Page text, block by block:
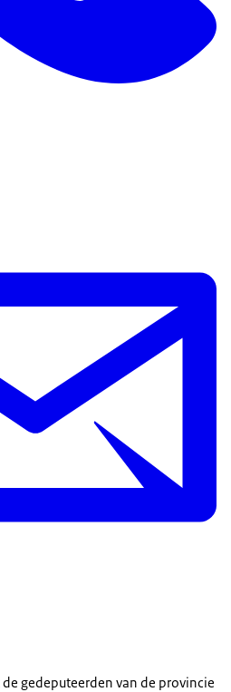
de gedeputeerden van de provincie